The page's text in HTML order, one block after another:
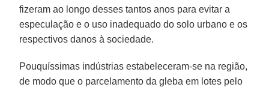
fizeram ao longo desses tantos anos para evitar a
especulação e o uso inadequado do solo urbano e os
respectivos danos à sociedade.
Pouquíssimas indústrias estabeleceram-se na região,
de modo que o parcelamento da gleba em lotes pelo